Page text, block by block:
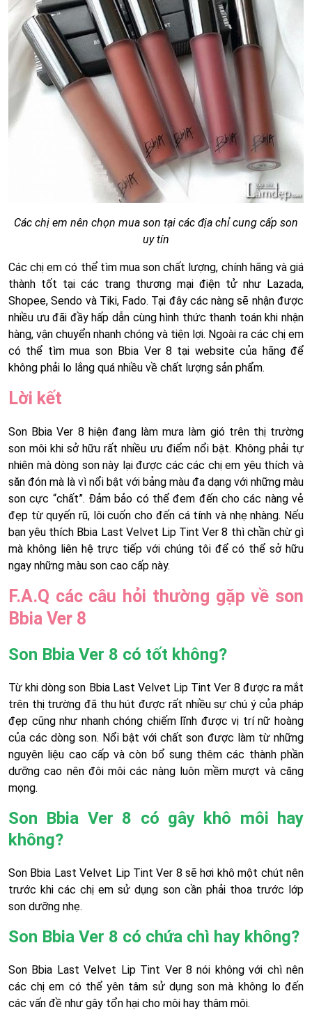
Các chị em nên chọn mua son tại các địa chỉ cung cấp son
uy tín
Các chị em có thể tìm mua son chất lượng, chính hãng và giá
thành tốt tại các trang thương mại điện tử như Lazada,
Shopee, Sendo và Tiki, Fado. Tại đây các nàng sẽ nhận được
nhiều ưu đãi đầy hấp dẫn cùng hình thức thanh toán khi nhận
hàng, vận chuyển nhanh chóng và tiện lợi. Ngoài ra các chị em
có thể tìm mua son Bbia Ver 8 tại website của hãng để
không phải lo lắng quá nhiều về chất lượng sản phẩm.
Lời kết
Son Bbia Ver 8 hiện đang làm mưa làm gió trên thị trường
son môi khi sở hữu rất nhiều ưu điểm nổi bật. Không phải tự
nhiên mà dòng son này lại được các các chị em yêu thích và
săn đón mà là vì nổi bật với bảng màu đa dạng với những màu
son cực “chất”. Đảm bảo có thể đem đến cho các nàng vẻ
đẹp từ quyến rũ, lôi cuốn cho đến cá tính và nhẹ nhàng. Nếu
bạn yêu thích Bbia Last Velvet Lip Tint Ver 8 thì chần chừ gì
mà không liên hệ trực tiếp với chúng tôi để có thể sở hữu
ngay những màu son cao cấp này.
F.A.Q các câu hỏi thường gặp về son
Bbia Ver 8
Son Bbia Ver 8 có tốt không?
Từ khi dòng son Bbia Last Velvet Lip Tint Ver 8 được ra mắt
trên thị trường đã thu hút được rất nhiều sự chú ý của pháp
đẹp cũng như nhanh chóng chiếm lĩnh được vị trí nữ hoàng
của các dòng son. Nổi bật với chất son được làm từ những
nguyên liệu cao cấp và còn bổ sung thêm các thành phần
dưỡng cao nên đôi môi các nàng luôn mềm mượt và căng
mọng.
Son Bbia Ver 8 có gây khô môi hay
không?
Son Bbia Last Velvet Lip Tint Ver 8 sẽ hơi khô một chút nên
trước khi các chị em sử dụng son cần phải thoa trước lớp
son dưỡng nhẹ.
Son Bbia Ver 8 có chứa chì hay không?
Son Bbia Last Velvet Lip Tint Ver 8 nói không với chì nên
các chị em có thể yên tâm sử dụng son mà không lo đến
các vấn đề như gây tổn hại cho môi hay thâm môi.